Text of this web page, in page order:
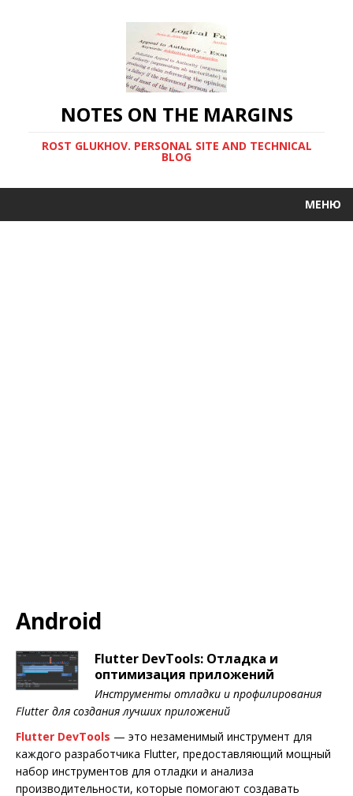
NOTES ON THE MARGINS
ROST GLUKHOV. PERSONAL SITE AND TECHNICAL
BLOG
МЕНЮ
Android
Flutter DevTools: Отладка и
оптимизация приложений
Инструменты отладки и профилирования
Flutter для создания лучших приложений
Flutter DevTools — это незаменимый инструмент для
каждого разработчика Flutter, предоставляющий мощный
набор инструментов для отладки и анализа
производительности, которые помогают создавать